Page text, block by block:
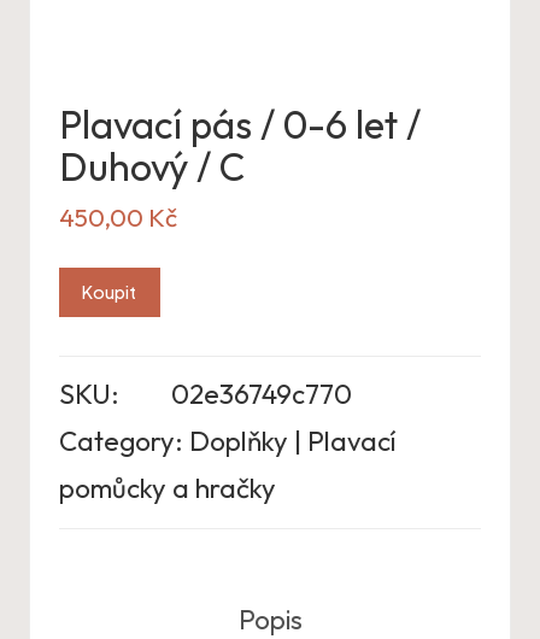
Plavací pás / 0-6 let /
Duhový / C
450,00 Kč
Koupit
SKU:
02e36749c770
Category: Doplňky | Plavací
pomůcky a hračky
Popis